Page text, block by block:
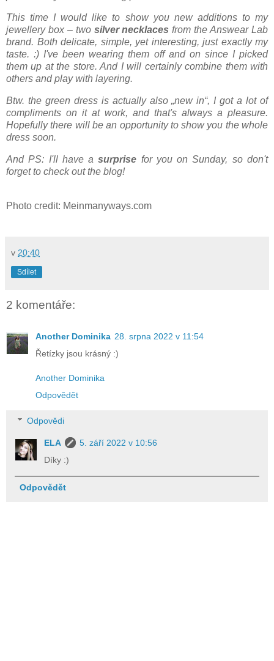
This time I would like to show you new additions to my
jewellery box – two silver necklaces from the Answear Lab
brand. Both delicate, simple, yet interesting, just exactly my
taste. :) I've been wearing them off and on since I picked
them up at the store. And I will certainly combine them with
others and play with layering.
Btw. the green dress is actually also „new in“, I got a lot of
compliments on it at work, and that's always a pleasure.
Hopefully there will be an opportunity to show you the whole
dress soon.
And PS: I'll have asurprise for you on Sunday, so don't
forget to check out the blog!
Photo credit: Meinmanyways.com
v 20:40
Sdílet
2 komentáře:
Another Dominika 28. srpna 2022 v 11:54
Řetízky jsou krásný :)
Another Dominika
Odpovědět
Odpovědi
ELA
5. září 2022 v 10:56
Díky :)
Odpovědět